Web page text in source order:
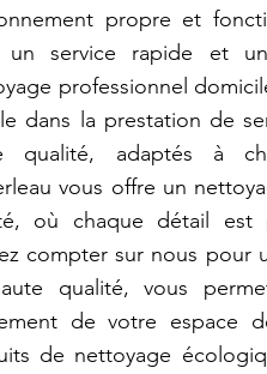
propre et
un service rapide et
professionnel
dans la prestation de
qualité, adaptés à
vous offre un
où chaque détail est
compter sur nous pour
qualité, vous
de votre espace
de nettoyage